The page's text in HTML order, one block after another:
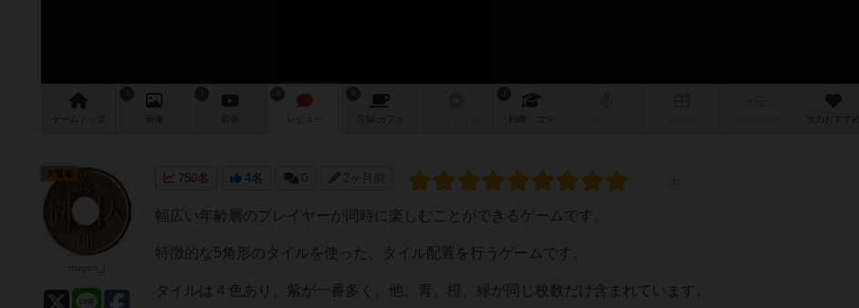
ゲーム 画像 レビュー 店舗/ カフェ 戦略 次のおすすめ
750名 4名 0 2ヶ月前
幅広い年齢層のプレイヤーが同時に楽しむことができるゲームです。
特徴的な5角形のタイルを使った、タイル配置を行うゲームです。
タイルは４色あり、紫が一番多く、他、青、橙、緑が同じ枚数だけ含まれています。
大賢者